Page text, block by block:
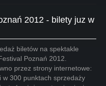
2012 - bilety juz w
biletów na spektakle
Poznań 2012.
przez strony internetowe:
300 punktach sprzedaży